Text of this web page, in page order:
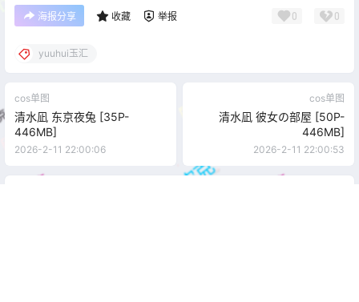
海报分享 收藏 举报 0 0
yuuhui玉汇
cos单图
清水凪 东京夜兔 [35P-
446MB]
2026-2-11 22:00:06
cos单图
清水凪 彼女の部屋 [50P-
446MB]
2026-2-11 22:00:53